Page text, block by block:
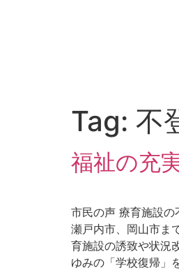
Tag: 不
福祉の充
市民の声 療育施設
瀬戸内市、岡山市ま
育施設の誘致や状況
ゆみの「学校復帰」